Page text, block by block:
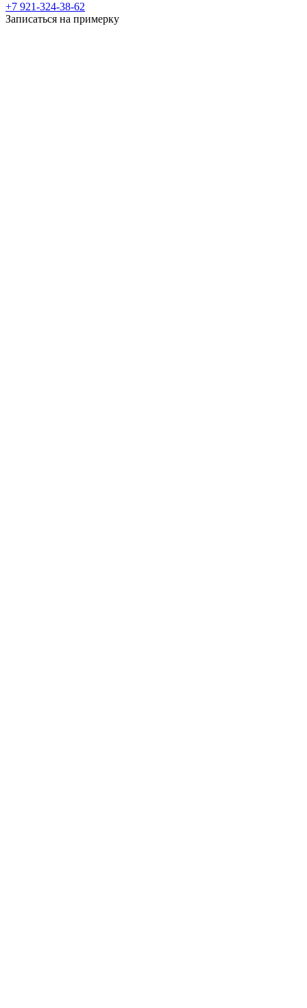
+7 921-324-38-62
Записаться на примерку